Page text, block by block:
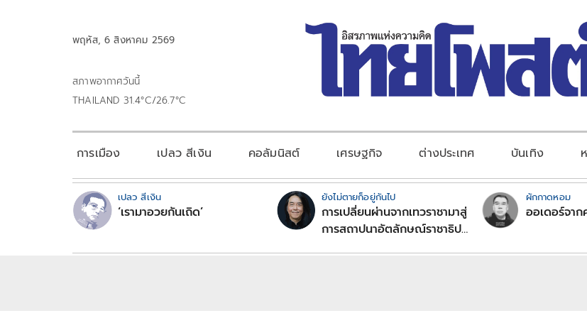
พฤหัส, 6 สิงหาคม 2569
สภาพอากาศวันนี้
THAILAND 31.4°C/26.7°C
การเมือง เปลว สีเงิน คอลัมนิสต์ เศรษฐกิจ ต่างประเทศ บันเทิง
เปลว สีเงิน
‘เรามาอวยกันเถิด’
ยังไม่ตายก็อยู่กันไป
การเปลี่ยนผ่านจากเทวราชามาสู่
การสถาปนาอัตลักษณ์ราชาธิป
ผักกาดหอม
ออเดอร์จาก